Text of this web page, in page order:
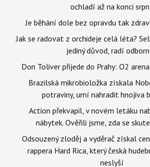
ochladí až na konci
Je běhání dole bez opravdu tak
Jak se radovat z orchideje celá léta?
jediný důvod, radí
Don Toliver přijede do Prahy: O2
Brazilská mikrobioložka získala
potraviny, umí nahradit hnojiva
Action překvapil, v novém letáku
nábytek. Ověřili jsme, zda se
Odsouzený zloděj a vyděrač získal
rappera Hard Rica, který česká
neslyší